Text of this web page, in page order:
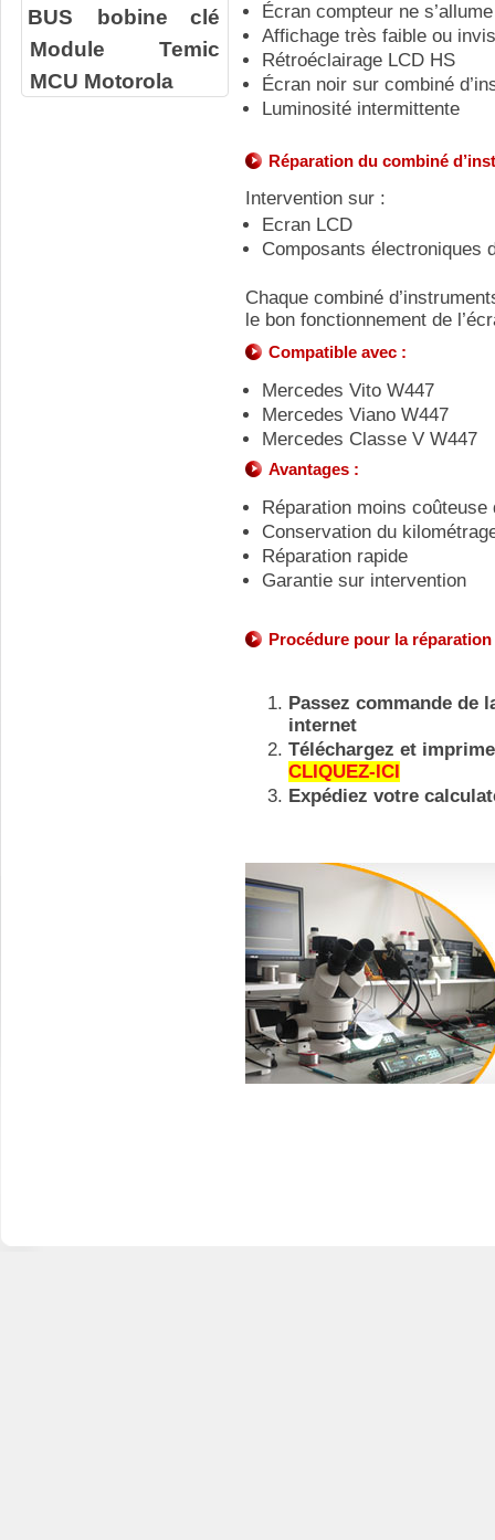
BUS
bobine clé
Module Temic
MCU Motorola
Écran compteur ne
Affichage très faible ou
Rétroéclairage LCD HS
Écran noir sur combiné
Luminosité intermittente
Réparation du combiné
Intervention sur :
Ecran LCD
Composants électroniques
Chaque combiné
le bon fonctionnement de
Compatible avec :
Mercedes Vito W447
Mercedes Viano W447
Mercedes Classe V W447
Avantages :
Réparation moins coûteuse
Conservation du
Réparation rapide
Garantie sur intervention
Procédure pour la
Passez commande de
internet
Téléchargez et
CLIQUEZ-ICI
Expédiez votre